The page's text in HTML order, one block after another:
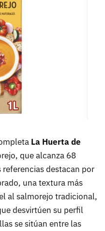
La Huerta de
que alcanza 68
referencias destacan por
una textura más
al salmorejo tradicional,
desvirtúen su perfil
se sitúan entre las